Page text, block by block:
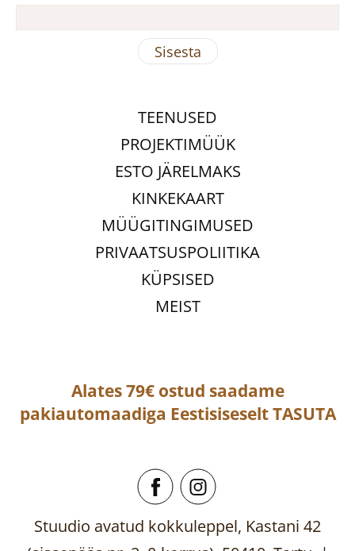
TEENUSED
PROJEKTIMÜÜK
ESTO JÄRELMAKS
KINKEKAART
MÜÜGITINGIMUSED
PRIVAATSUSPOLIITIKA
KÜPSISED
MEIST
Alates 79€ ostud saadame
pakiautomaadiga EestisiseseltTASUTA
Stuudio avatud kokkuleppel, Kastani 42